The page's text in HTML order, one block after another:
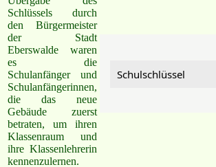
Schlüssels durch
den Bürgermeister
der Stadt
Eberswalde waren
es die
Schulanfänger und
Schulanfängerinnen,
die das neue
Gebäude zuerst
betraten, um ihren
Klassenraum und
ihre Klassenlehrerin
kennenzulernen.
Schulschlüssel